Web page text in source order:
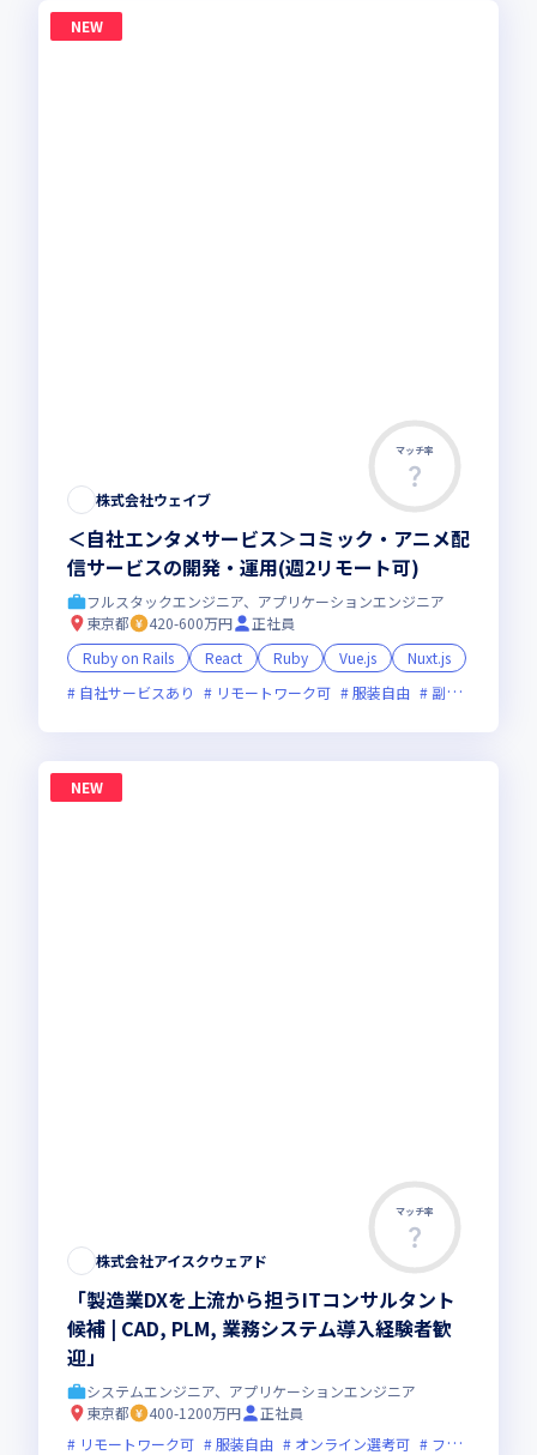
NEW
マッチ率
株式会社ウェイブ
＜自社エンタメサービス＞コミック・アニメ配
信サービスの開発・運用(週2リモート可)
フルスタックエンジニア、アプリケーションエンジニア
東京都
420-600万円
正社員
Ruby on Rails
React Ruby Vue.js
Nuxt.js
自社サービスあり
リモートワーク可 服装自由 副業可
NEW
マッチ率
株式会社アイスクウェアド
「製造業DXを上流から担うITコンサルタント
候補 | CAD, PLM, 業務システム導入経験者歓
迎」
システムエンジニア、アプリケーションエンジニア
東京都
400-1200万円
正社員
リモートワーク可
服装自由 オンライン選考可 フレックス制度あり